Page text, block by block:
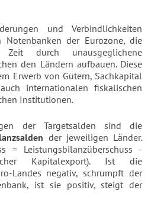
und Verbindlichkeiten
der Eurozone, die
durch unausgeglichene
den Ländern aufbauen. Diese
Erwerb von Gütern, Sachkapital
internationalen fiskalischen
Institutionen.
der Targetsalden sind die
der jeweiligen Länder.
= Leistungsbilanzüberschuss -
Kapitalexport). Ist die
Landes negativ, schrumpft der
ist sie positiv, steigt der